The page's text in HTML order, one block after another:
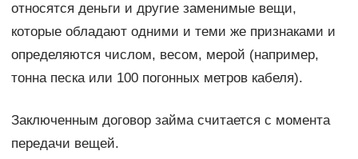
относятся деньги и другие заменимые вещи,
которые обладают одними и теми же признаками и
определяются числом, весом, мерой (например,
тонна песка или 100 погонных метров кабеля).
Заключенным договор займа считается с момента
передачи вещей.